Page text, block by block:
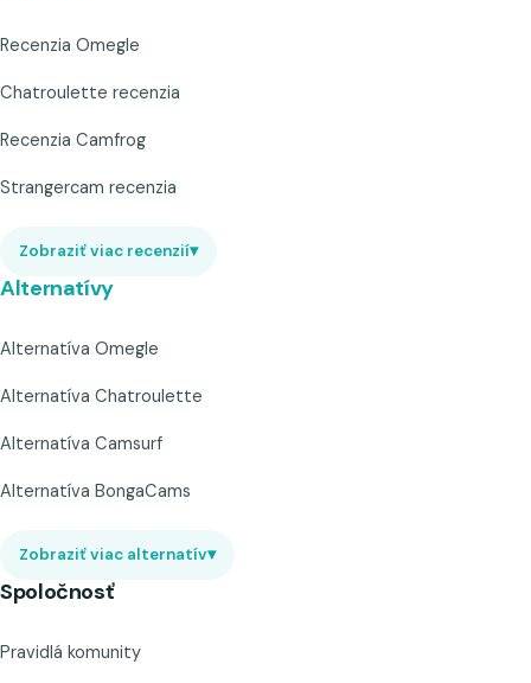
Recenzia Omegle
Chatroulette recenzia
Recenzia Camfrog
Strangercam recenzia
Zobraziť viac recenzií▾
Alternatívy
Alternatíva Omegle
Alternatíva Chatroulette
Alternatíva Camsurf
Alternatíva BongaCams
Zobraziť viac alternatív▾
Spoločnosť
Pravidlá komunity